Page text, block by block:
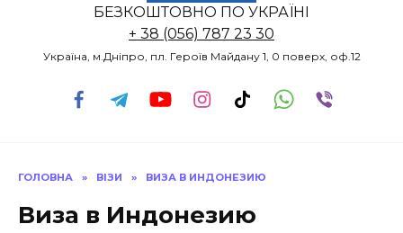
БЕЗКОШТОВНО ПО УКРАЇНІ
+ 38 (056) 787 23 30
Україна, м.Дніпро, пл. Героїв Майдану 1, 0 поверх, оф.12
ГОЛОВНА » ВІЗИ » ВИЗА В ИНДОНЕЗИЮ
Виза в Индонезию